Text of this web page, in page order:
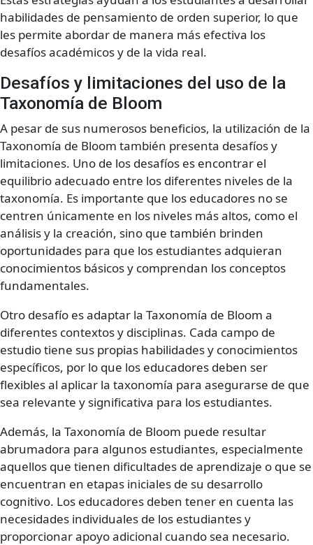
habilidades de pensamiento de orden superior, lo que
les permite abordar de manera más efectiva los
desafíos académicos y de la vida real.
Desafíos y limitaciones del uso de la
Taxonomía de Bloom
A pesar de sus numerosos beneficios, la utilización de la
Taxonomía de Bloom también presenta desafíos y
limitaciones. Uno de los desafíos es encontrar el
equilibrio adecuado entre los diferentes niveles de la
taxonomía. Es importante que los educadores no se
centren únicamente en los niveles más altos, como el
análisis y la creación, sino que también brinden
oportunidades para que los estudiantes adquieran
conocimientos básicos y comprendan los conceptos
fundamentales.
Otro desafío es adaptar la Taxonomía de Bloom a
diferentes contextos y disciplinas. Cada campo de
estudio tiene sus propias habilidades y conocimientos
específicos, por lo que los educadores deben ser
flexibles al aplicar la taxonomía para asegurarse de que
sea relevante y significativa para los estudiantes.
Además, la Taxonomía de Bloom puede resultar
abrumadora para algunos estudiantes, especialmente
aquellos que tienen dificultades de aprendizaje o que se
encuentran en etapas iniciales de su desarrollo
cognitivo. Los educadores deben tener en cuenta las
necesidades individuales de los estudiantes y
proporcionar apoyo adicional cuando sea necesario.